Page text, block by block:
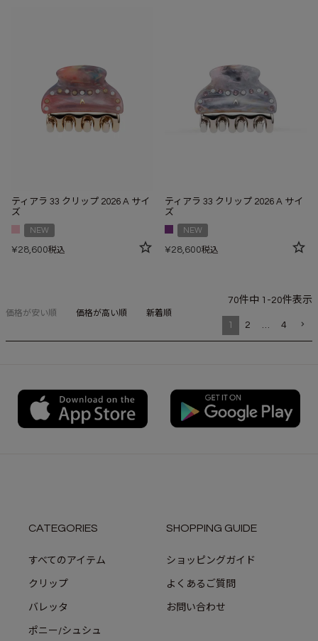
ティアラ 33 クリップ 2026 A サイ
ズ
NEW
¥28,600税込
ティアラ 33 クリップ 2026 A サイ
ズ
NEW
¥28,600税込
価格が安い順 価格が高い順 新着順
70件中 1 -20件表示
1 2 4
CATEGORIES
すべてのアイテム
クリップ
バレッタ
ポニー/シュシュ
SHOPPING GUIDE
ショッピングガイド
よくあるご質問
お問い合わせ